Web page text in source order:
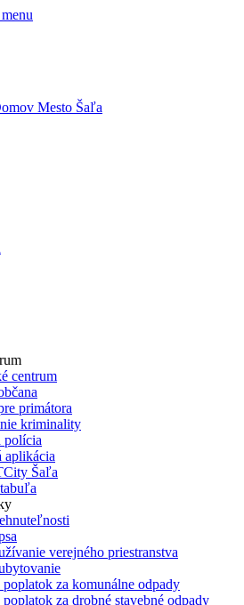
centrum
primátora
kriminality
polícia
aplikácia
Šaľa
verejného priestranstva
za komunálne odpady
za drobné stavebné odpady